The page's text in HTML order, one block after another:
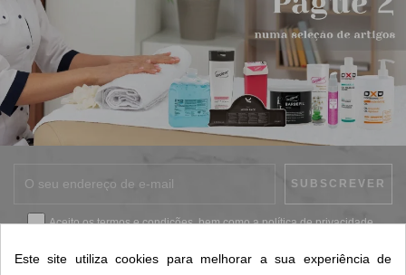
Aceito ostermos e condições, bem como apolítica de privacidade.
Este site utiliza cookies para melhorar a sua experiência de